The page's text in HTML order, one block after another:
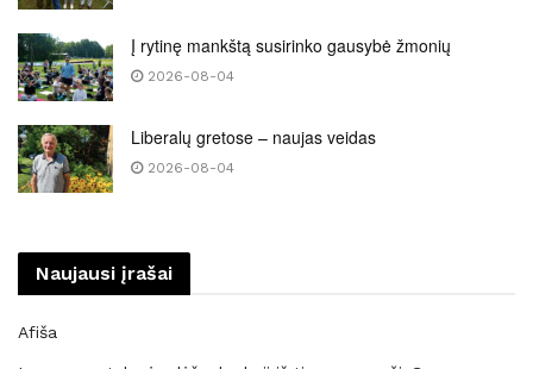
Į rytinę mankštą susirinko gausybė žmonių
2026-08-04
Liberalų gretose – naujas veidas
2026-08-04
Naujausi įrašai
Afiša